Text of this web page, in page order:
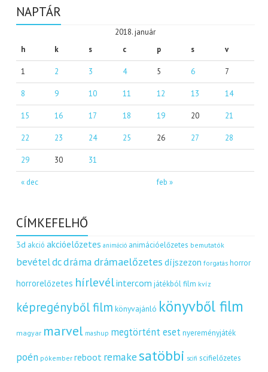
NAPTÁR
2018. január
h
k s c p s v
« dec feb »
1 2 3 4 5 6 7
8 9 10 11 12 13 14
15 16 17 18 19 20 21
22 23 24 25 26 27 28
29 30 31
CÍMKEFELHŐ
3d akció akcióelőzetes animáció animációelőzetes bemutatók
bevételdcdráma drámaelőzetes díjszezon forgatás horror
horrorelőzetes hírlevélintercom játékból film kvíz
képregényből film könyvajánló könyvből film
magyar marvel mashup megtörtént eset nyereményjáték
poén pókember reboot remakesatöbbi scifi scifielőzetes